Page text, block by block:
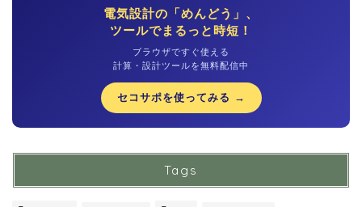
電気設計の「めんどう」、
ツールでまるっと時短！
ブラウザですぐ使える
計算・設計ツールを無料配信中
セコサポを使ってみる →
Tags